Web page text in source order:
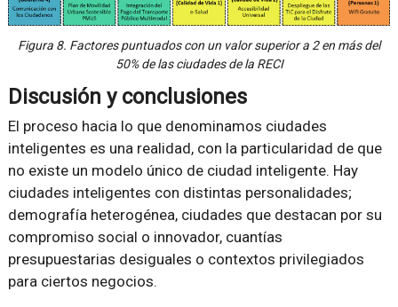
Figura 8. Factores puntuados con un valor superior a 2 en más del
50% de las ciudades de la RECI
Discusión y conclusiones
El proceso hacia lo que denominamos ciudades
inteligentes es una realidad, con la particularidad de que
no existe un modelo único de ciudad inteligente. Hay
ciudades inteligentes con distintas personalidades;
demografía heterogénea, ciudades que destacan por su
compromiso social o innovador, cuantías
presupuestarias desiguales o contextos privilegiados
para ciertos negocios.